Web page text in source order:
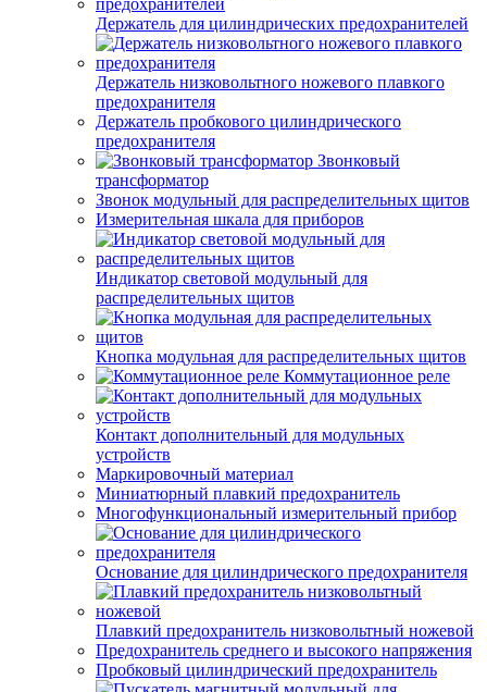
Держатель для цилиндрических предохранителей
Держатель низковольтного ножевого плавкого
предохранителя
Держатель пробкового цилиндрического
предохранителя
Звонковый
трансформатор
Звонок модульный для распределительных щитов
Измерительная шкала для приборов
Индикатор световой модульный для
распределительных щитов
Кнопка модульная для распределительных щитов
Коммутационное реле
Контакт дополнительный для модульных
устройств
Маркировочный материал
Миниатюрный плавкий предохранитель
Многофункциональный измерительный прибор
Основание для цилиндрического предохранителя
Плавкий предохранитель низковольтный ножевой
Предохранитель среднего и высокого напряжения
Пробковый цилиндрический предохранитель